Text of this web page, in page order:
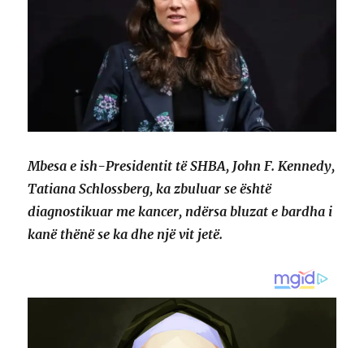
Mbesa e ish-Presidentit të SHBA, John F. Kennedy,
Tatiana Schlossberg, ka zbuluar se është
diagnostikuar me kancer, ndërsa bluzat e bardha i
kanë thënë se ka dhe një vit jetë.